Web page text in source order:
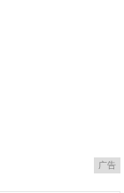
广告